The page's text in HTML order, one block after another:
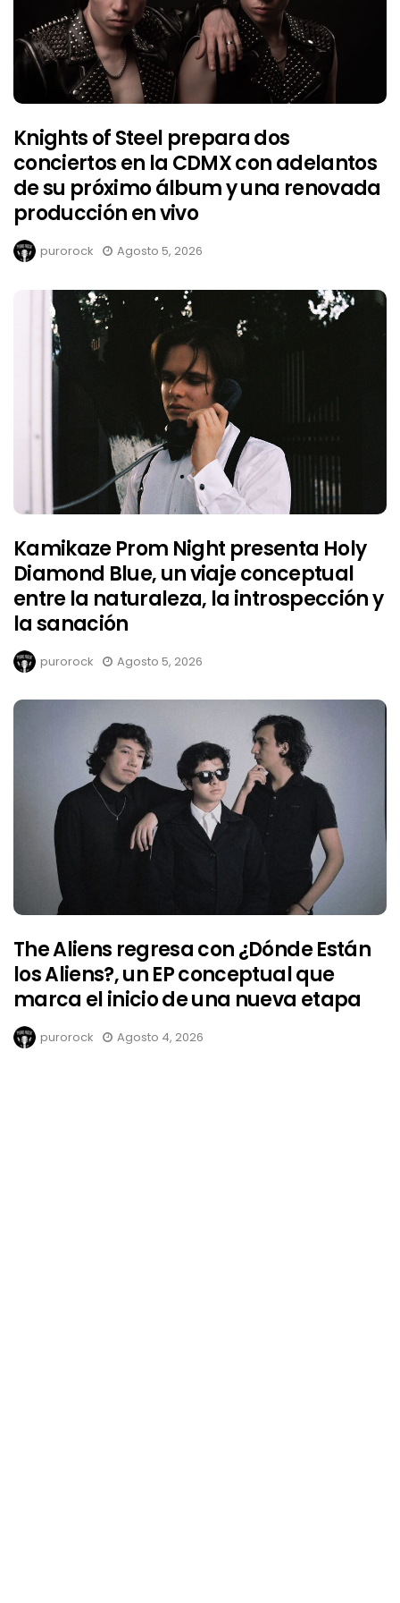
Knights of Steel prepara dos
conciertos en la CDMX con adelantos
de su próximo álbum y una renovada
producción en vivo
purorock Agosto 5, 2026
Kamikaze Prom Night presenta Holy
Diamond Blue, un viaje conceptual
entre la naturaleza, la introspección y
la sanación
purorock Agosto 5, 2026
The Aliens regresa con ¿Dónde Están
los Aliens?, un EP conceptual que
marca el inicio de una nueva etapa
purorock Agosto 4, 2026